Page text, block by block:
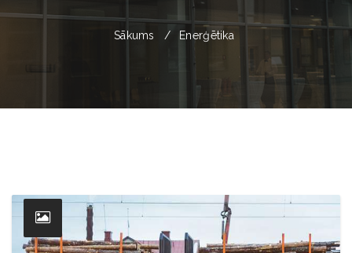
Sākums Enerģētika